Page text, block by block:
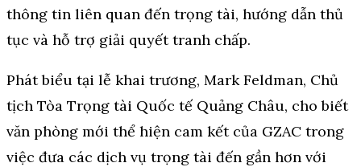
thông tin liên quan đến trọng tài, hướng dẫn thủ
tục và hỗ trợ giải quyết tranh chấp.
Phát biểu tại lễ khai trương, Mark Feldman, Chủ
tịch Tòa Trọng tài Quốc tế Quảng Châu, cho biết
văn phòng mới thể hiện cam kết của GZAC trong
việc đưa các dịch vụ trọng tài đến gần hơn với